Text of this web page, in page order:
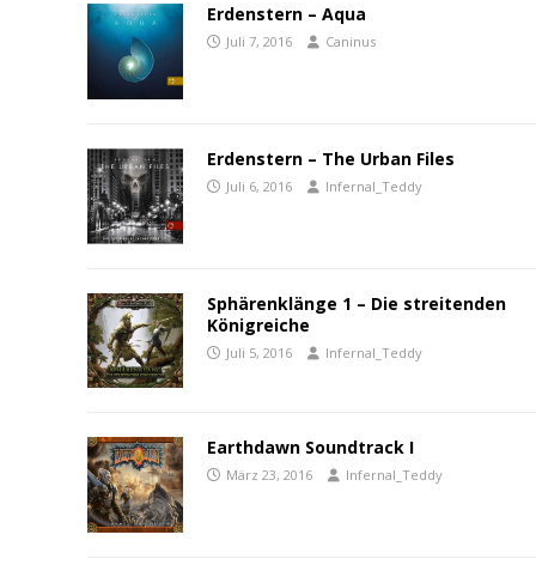
Erdenstern – Aqua
Juli 7, 2016 Caninus
Erdenstern – The Urban Files
Juli 6, 2016 Infernal_Teddy
Sphärenklänge 1 – Die streitenden
Königreiche
Juli 5, 2016 Infernal_Teddy
Earthdawn Soundtrack I
März 23, 2016 Infernal_Teddy